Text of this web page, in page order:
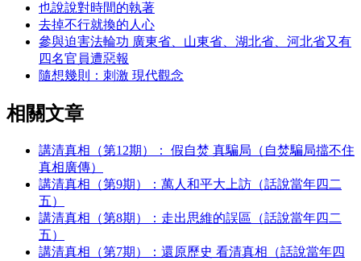
也說說對時間的執著
去掉不行就換的人心
參與迫害法輪功 廣東省、山東省、湖北省、河北省又有
四名官員遭惡報
隨想幾則：刺激 現代觀念
相關文章
講清真相（第12期）： 假自焚 真騙局（自焚騙局擋不住
真相廣傳）
講清真相（第9期）：萬人和平大上訪（話說當年四二
五）
講清真相（第8期）：走出思維的誤區（話說當年四二
五）
講清真相（第7期）：還原歷史 看清真相（話說當年四